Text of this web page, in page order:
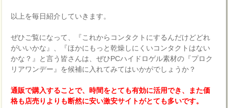
以上を毎日紹介していきます。
ぜひご覧になって、『これからコンタクトにするんだけどどれ
がいいかな』、『ほかにもっと乾燥しにくいコンタクトはない
かな？』と言う皆さんは、ぜひPCハイドロゲル素材の『プロク
リアワンデー』を候補に入れてみてはいかがでしょうか？
通販で購入することで、時間をとても有効に活用でき、また価
格も店売りよりも断然に安い激安サイトがとても多いです。